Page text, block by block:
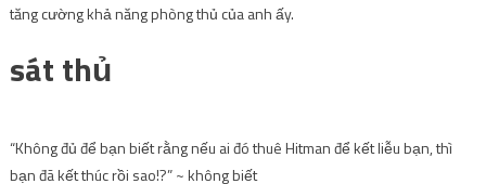
tăng cường khả năng phòng thủ của anh ấy.
sát thủ
“Không đủ để bạn biết rằng nếu ai đó thuê Hitman để kết liễu bạn, thì
bạn đã kết thúc rồi sao!?” ~ không biết